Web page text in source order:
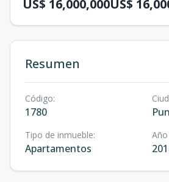
US$ 16,000,000US$
Resumen
Código:
1780
Tipo de inmueble:
Apartamentos